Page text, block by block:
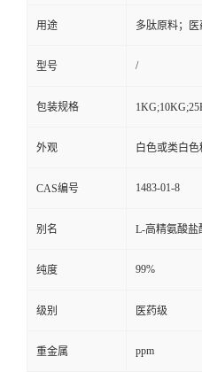
用途 多肽原料；
型号 /
包装规格
外观 白色或类白色
CAS编号 1483-01-8
别名 L-高精氨酸盐
纯度 99%
级别 医药级
重金属 ppm